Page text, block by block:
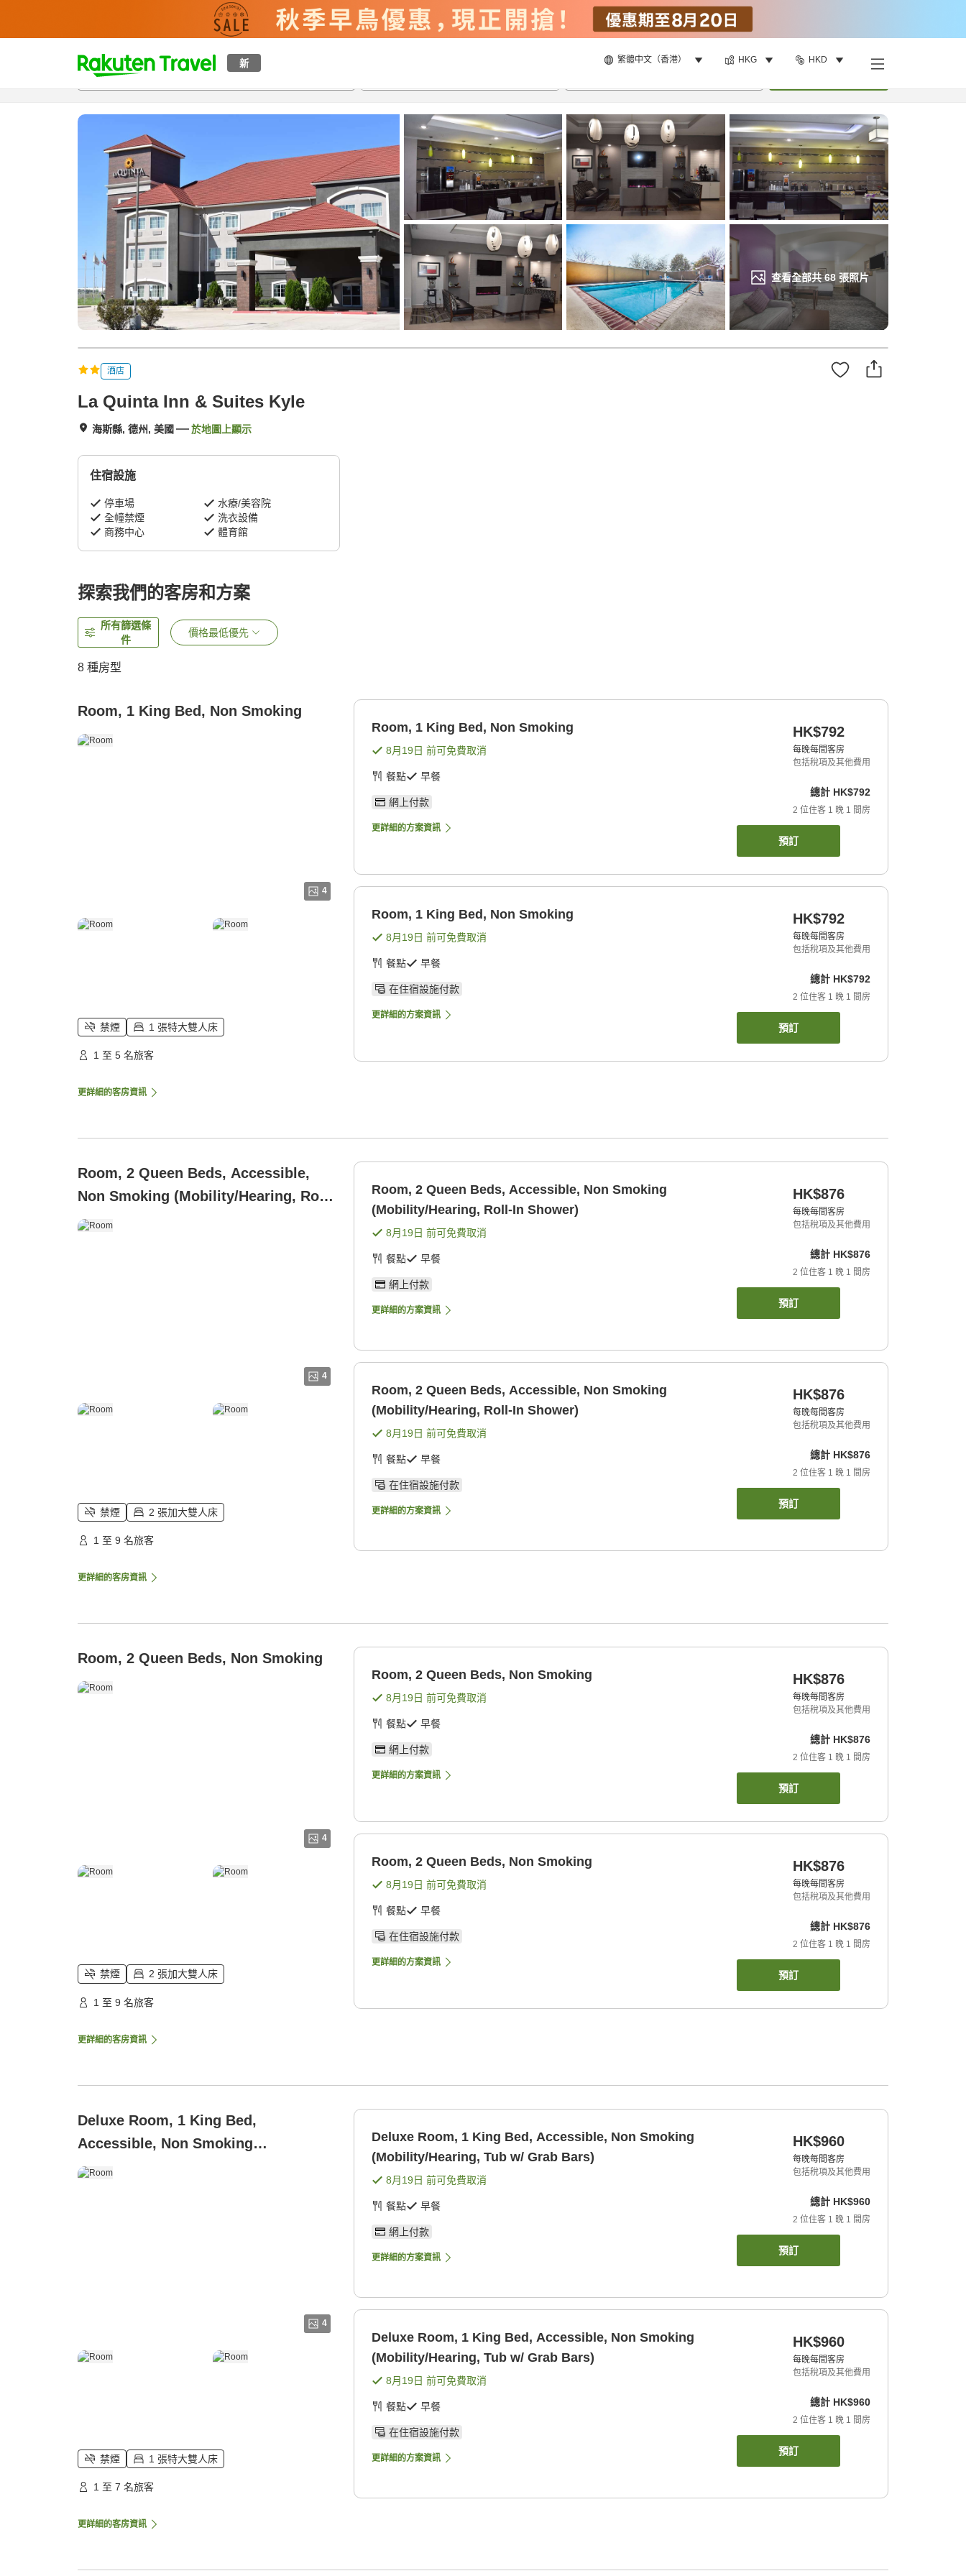
新 繁體中文（香港） HKG HKD
t
p
a
查看全部共68張照片
概覽房間及住宿方案 評價設施
酒店
La Quinta Inn & Suites Kyle
海斯縣, 德州, 美國 於地圖上顯示
住宿設施
停車場
水療/美容院
全幢禁煙
洗衣設備
商務中心
體育館
探索我們的客房和方案
所有篩選條
件
價格最低優先
8 種房型
Room, 1 King Bed, Non Smoking
4
禁煙 1 張特大雙人床
1 至 5 名旅客
更詳細的客房資訊
Room, 1 King Bed, Non Smoking
8月19日 前可免費取消
餐點 早餐
網上付款
更詳細的方案資訊
HK$792
每晚每間客房
包括稅項及其他費用
總計 HK$792
2 位住客 1 晚 1 間房
預訂
Room, 1 King Bed, Non Smoking
8月19日 前可免費取消
餐點 早餐
在住宿設施付款
更詳細的方案資訊
HK$792
每晚每間客房
包括稅項及其他費用
總計 HK$792
2 位住客 1 晚 1 間房
預訂
Room, 2 Queen Beds, Accessible,
Non Smoking (Mobility/Hearing, Roll-
In Shower)
4
禁煙 2 張加大雙人床
1 至 9 名旅客
更詳細的客房資訊
Room, 2 Queen Beds, Accessible, Non Smoking
(Mobility/Hearing, Roll-In Shower)
8月19日 前可免費取消
餐點 早餐
網上付款
更詳細的方案資訊
HK$876
每晚每間客房
包括稅項及其他費用
總計 HK$876
2 位住客 1 晚 1 間房
預訂
Room, 2 Queen Beds, Accessible, Non Smoking
(Mobility/Hearing, Roll-In Shower)
8月19日 前可免費取消
餐點 早餐
在住宿設施付款
更詳細的方案資訊
HK$876
每晚每間客房
包括稅項及其他費用
總計 HK$876
2 位住客 1 晚 1 間房
預訂
Room, 2 Queen Beds, Non Smoking
4
禁煙 2 張加大雙人床
1 至 9 名旅客
更詳細的客房資訊
Room, 2 Queen Beds, Non Smoking
8月19日 前可免費取消
餐點 早餐
網上付款
更詳細的方案資訊
HK$876
每晚每間客房
包括稅項及其他費用
總計 HK$876
2 位住客 1 晚 1 間房
預訂
Room, 2 Queen Beds, Non Smoking
8月19日 前可免費取消
餐點 早餐
在住宿設施付款
更詳細的方案資訊
HK$876
每晚每間客房
包括稅項及其他費用
總計 HK$876
2 位住客 1 晚 1 間房
預訂
Deluxe Room, 1 King Bed,
Accessible, Non Smoking
(Mobility/Hearing, Tub w/ Grab Bars)
4
禁煙 1 張特大雙人床
1 至 7 名旅客
更詳細的客房資訊
Deluxe Room, 1 King Bed, Accessible, Non Smoking
(Mobility/Hearing, Tub w/ Grab Bars)
8月19日 前可免費取消
餐點 早餐
網上付款
更詳細的方案資訊
HK$960
每晚每間客房
包括稅項及其他費用
總計 HK$960
2 位住客 1 晚 1 間房
預訂
Deluxe Room, 1 King Bed, Accessible, Non Smoking
(Mobility/Hearing, Tub w/ Grab Bars)
8月19日 前可免費取消
餐點 早餐
在住宿設施付款
更詳細的方案資訊
HK$960
每晚每間客房
包括稅項及其他費用
總計 HK$960
2 位住客 1 晚 1 間房
預訂